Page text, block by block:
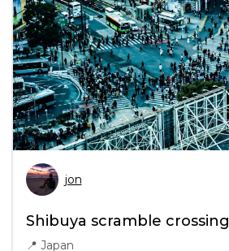
jon
Shibuya scramble crossing
📍 Japan